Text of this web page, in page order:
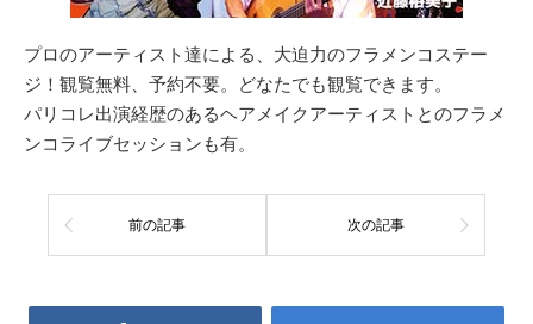
プロのアーティスト達による、大迫力のフラメンコステー
ジ！観覧無料、予約不要。どなたでも観覧できます。
パリコレ出演経歴のあるヘアメイクアーティストとのフラメ
ンコライブセッションも有。
前の記事 次の記事